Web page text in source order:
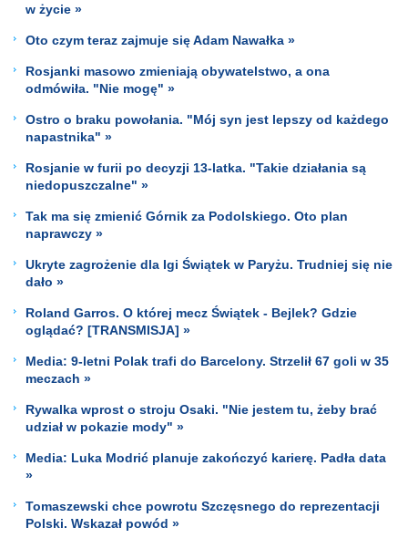
w życie »
Oto czym teraz zajmuje się Adam Nawałka »
Rosjanki masowo zmieniają obywatelstwo, a ona
odmówiła. "Nie mogę" »
Ostro o braku powołania. "Mój syn jest lepszy od każdego
napastnika" »
Rosjanie w furii po decyzji 13-latka. "Takie działania są
niedopuszczalne" »
Tak ma się zmienić Górnik za Podolskiego. Oto plan
naprawczy »
Ukryte zagrożenie dla Igi Świątek w Paryżu. Trudniej się nie
dało »
Roland Garros. O której mecz Świątek - Bejlek? Gdzie
oglądać? [TRANSMISJA] »
Media: 9-letni Polak trafi do Barcelony. Strzelił 67 goli w 35
meczach »
Rywalka wprost o stroju Osaki. "Nie jestem tu, żeby brać
udział w pokazie mody" »
Media: Luka Modrić planuje zakończyć karierę. Padła data
»
Tomaszewski chce powrotu Szczęsnego do reprezentacji
Polski. Wskazał powód »